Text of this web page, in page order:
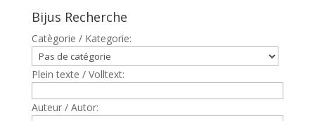
Bijus Recherche
Catègorie / Kategorie:
Plein texte / Volltext:
Auteur / Autor: